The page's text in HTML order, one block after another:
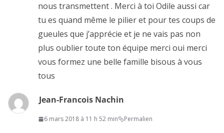
nous transmettent . Merci à toi Odile aussi car
tu es quand même le pilier et pour tes coups de
gueules que j’apprécie et je ne vais pas non
plus oublier toute ton équipe merci oui merci
vous formez une belle famille bisous à vous
tous
Jean-Francois Nachin
6 mars 2018 à 11 h 52 min Permalien